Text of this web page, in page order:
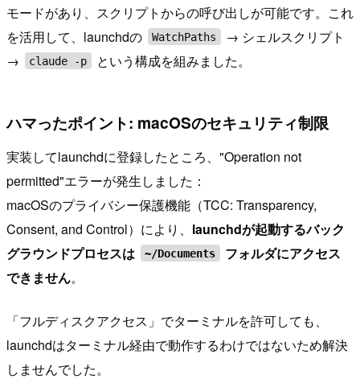
モードがあり、スクリプトからの呼び出しが可能です。これ
を活用して、launchdの
WatchPaths
→ シェルスクリプト
→
claude -p という構成を組みました。
ハマったポイント: macOSのセキュリティ制限
実装してlaunchdに登録したところ、"Operation not
permitted"エラーが発生しました：
macOSのプライバシー保護機能（TCC: Transparency,
Consent, and Control）により、 launchdが起動するバック
グラウンドプロセスは
~/Documents
フォルダにアクセス
できません。
「フルディスクアクセス」でターミナルを許可しても、
launchdはターミナル経由で動作するわけではないため解決
しませんでした。